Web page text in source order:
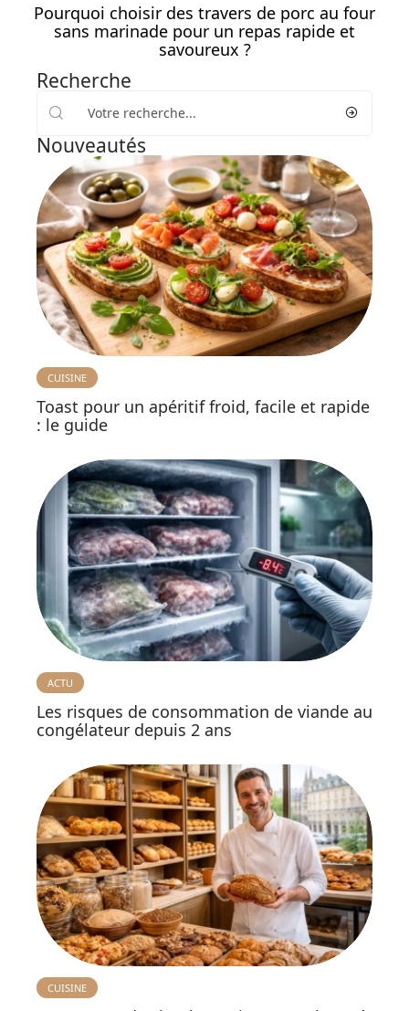
Pourquoi choisir des travers de porc au four
sans marinade pour un repas rapide et
savoureux ?
Recherche
Nouveautés
CUISINE
Toast pour un apéritif froid, facile et rapide
: le guide
ACTU
Les risques de consommation de viande au
congélateur depuis 2 ans
CUISINE